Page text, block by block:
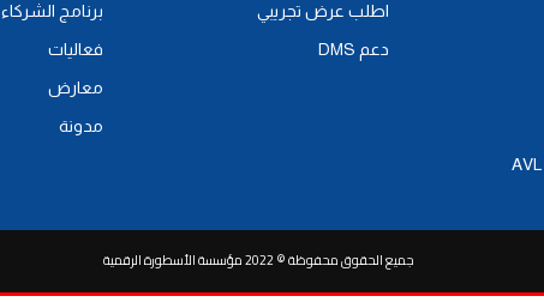
اطلب عرض تجريبي
دعم DMS
برنامج الشركاء
فعاليات
معارض
مدونة
جميع الحقوق محفوظة © 2022 مؤسسة الأسطورة الرقمية